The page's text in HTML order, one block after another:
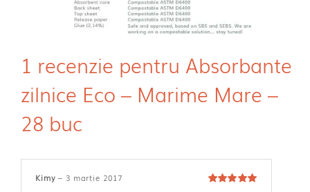
1 recenzie pentru Absorbante
zilnice Eco – Marime Mare –
28 buc
Kimy– 3 martie 2017